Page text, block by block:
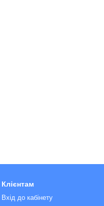
Клієнтам
Вхід до кабінету